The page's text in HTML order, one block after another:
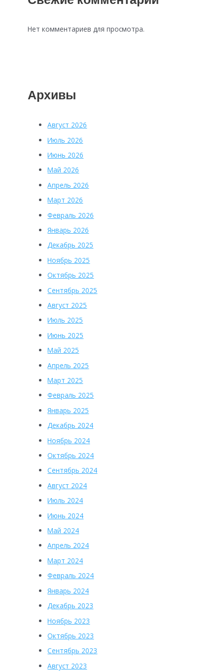
Нет комментариев для просмотра.
Архивы
Август 2026
Июль 2026
Июнь 2026
Май 2026
Апрель 2026
Март 2026
Февраль 2026
Январь 2026
Декабрь 2025
Ноябрь 2025
Октябрь 2025
Сентябрь 2025
Август 2025
Июль 2025
Июнь 2025
Май 2025
Апрель 2025
Март 2025
Февраль 2025
Январь 2025
Декабрь 2024
Ноябрь 2024
Октябрь 2024
Сентябрь 2024
Август 2024
Июль 2024
Июнь 2024
Май 2024
Апрель 2024
Март 2024
Февраль 2024
Январь 2024
Декабрь 2023
Ноябрь 2023
Октябрь 2023
Сентябрь 2023
Август 2023